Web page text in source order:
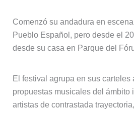
Comenzó su andadura en
Pueblo Español, pero desde el
desde su casa en Parque del
El festival agrupa en sus carteles
propuestas musicales del ámbito
artistas de contrastada